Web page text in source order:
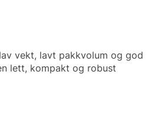
vekt, lavt pakkvolum og god
lett, kompakt og robust